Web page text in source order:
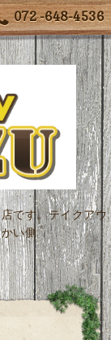
072 -648-4536
です。テイクアウ
い側